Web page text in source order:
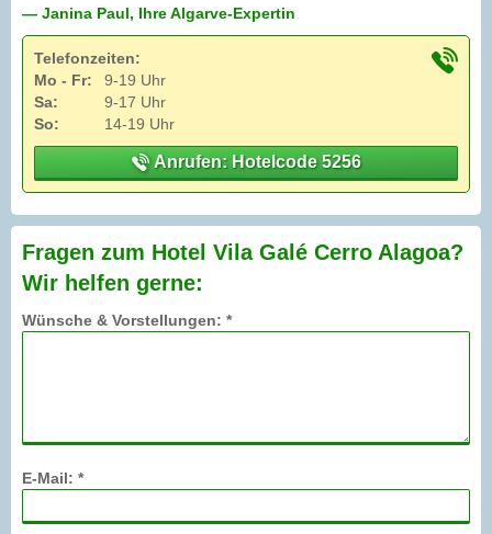
— Janina Paul, Ihre Algarve-Expertin
Telefonzeiten:
Mo - Fr:
9-19 Uhr
Sa:
9-17 Uhr
So:
14-19 Uhr
Anrufen: Hotelcode 5256
Fragen zum Hotel Vila Galé Cerro Alagoa?
Wir helfen gerne:
Wünsche & Vorstellungen: *
E-Mail: *